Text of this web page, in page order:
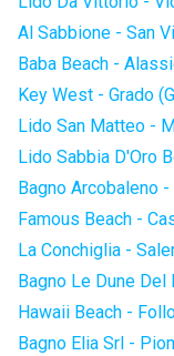
Al Sabbione - San
Baba Beach -
Key West - Grado
Lido San Matteo -
Lido Sabbia D'Oro
Bagno Arcobaleno
Famous Beach -
La Conchiglia -
Bagno Le Dune
Hawaii Beach -
Bagno Elia Srl -